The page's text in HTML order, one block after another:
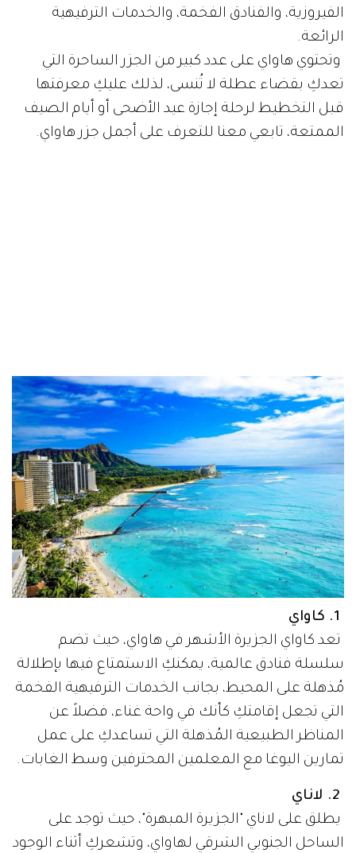
الفيروزية، والفنادق الفخمة، والخدمات الترفيهية
الرائعة.
وتحتوي هاواي على عدد كبير من الجزر الساحرة التي
تعدكِ بقضاء عطلة لا تُنسى، لذلك عليكِ معرفتها
قبل التخطيط لرحلة إجازة عيد الأضحى أو أيام الصيف
الممتعة، تابعي معنا للتعرف على أجمل جزر هاواي.
تعد كاواي الجزيرة الأشهر في هاواي، حيث تضم
سلسلة فنادق عالمية، يمكنكِ الاستمتاع فيها بإطلالة
مُذهلة على المحيط، بجانب الخدمات الترفيهية الفخمة
التي تجعل إقامتكِ كأنك في واحة غناء، فضلاً عن
المناظر الطبيعية المُذهلة التي تساعدكِ على عمل
تمارين اليوغا مع المعلمين المحترفين وسط الغابات.
يطلق على لاناي "الجزيرة المبهرة"، حيث توجد على
الساحل الجنوبي الشرقي لهاواي، وتشعركِ أثناء الوجود